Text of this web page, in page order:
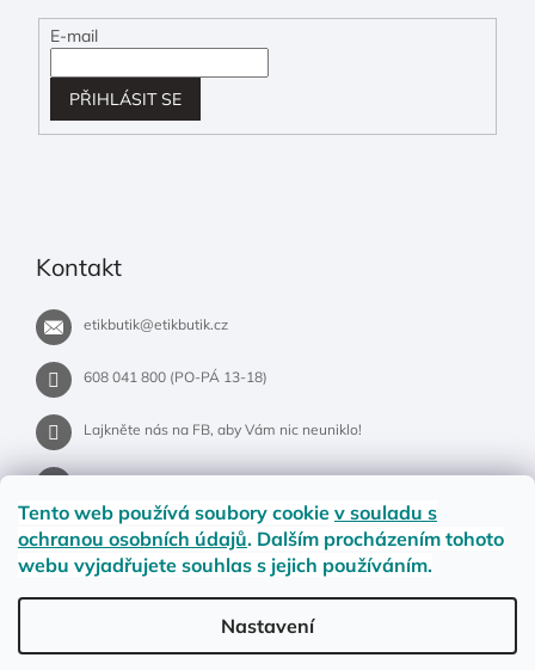
Tento web používá soubory cookie v souladu s
ochranou osobních údajů. Dalším procházením tohoto
webu vyjadřujete souhlas s jejich používáním.
Nastavení
E-mail
PŘIHLÁSIT SE
Kontakt
etikbutik@etikbutik.cz
608 041 800 (PO-PÁ 13-18)
Lajkněte nás na FB, aby Vám nic neuniklo!
Jak na vrácení nebo reklamaci?
Obchodní podmínky Ochrana osobních údajů